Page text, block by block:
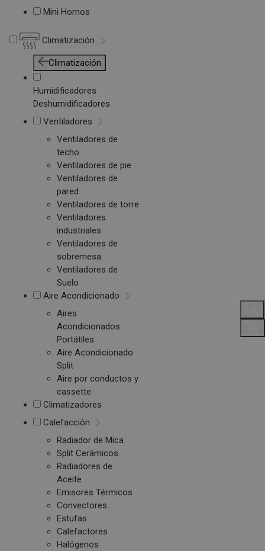
Mini Hornos
Climatización
Climatización
Humidificadores
Deshumidificadores
Ventiladores
Ventiladores de
techo
Ventiladores de pie
Ventiladores de
pared
Ventiladores de torre
Ventiladores
industriales
Ventiladores de
sobremesa
Ventiladores de
Suelo
Aire Acondicionado
Aires
Acondicionados
Portátiles
Aire Acondicionado
Split
Aire por conductos y
cassette
Climatizadores
Calefacción
Radiador de Mica
Split Cerámicos
Radiadores de
Aceite
Emisores Térmicos
Convectores
Estufas
Calefactores
Halógenos